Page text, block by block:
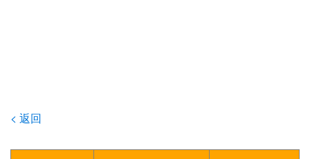
< 返回